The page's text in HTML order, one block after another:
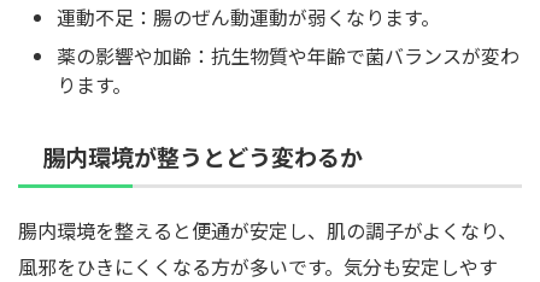
運動不足：腸のぜん動運動が弱くなります。
薬の影響や加齢：抗生物質や年齢で菌バランスが変わ
ります。
腸内環境が整うとどう変わるか
腸内環境を整えると便通が安定し、肌の調子がよくなり、
風邪をひきにくくなる方が多いです。気分も安定しやす